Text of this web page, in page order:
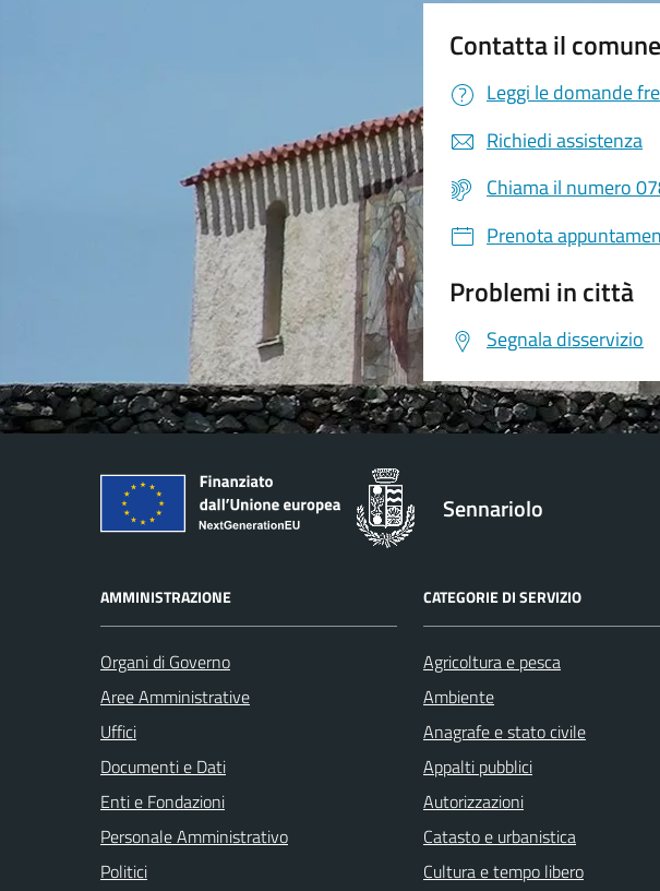
Contatta il comune
Leggi le domande
Richiedi assistenza
Chiama il numero
Prenota
Problemi in città
Segnala disservizio
Sennariolo
AMMINISTRAZIONE
Organi di Governo
Aree Amministrative
Uffici
Documenti e Dati
Enti e Fondazioni
Personale Amministrativo
Politici
CATEGORIE DI SERVIZIO
Agricoltura e pesca
Ambiente
Anagrafe e stato civile
Appalti pubblici
Autorizzazioni
Catasto e urbanistica
Cultura e tempo libero